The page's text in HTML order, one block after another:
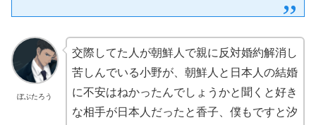
ぼぶたろう
交際してた人が朝鮮人で親に反対婚約解消し
苦しんでいる小野が、朝鮮人と日本人の結婚
に不安はねかったんでしょうかと聞くと好き
な相手が日本人だったと香子、僕もですと汐